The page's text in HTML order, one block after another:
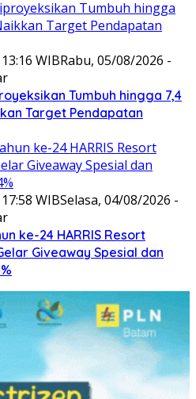
WIBRabu, 05/08/2026 -
Tumbuh hingga 7,4
Target Pendapatan
WIBSelasa, 04/08/2026 -
ke-24 HARRIS Resort
Giveaway Spesial dan